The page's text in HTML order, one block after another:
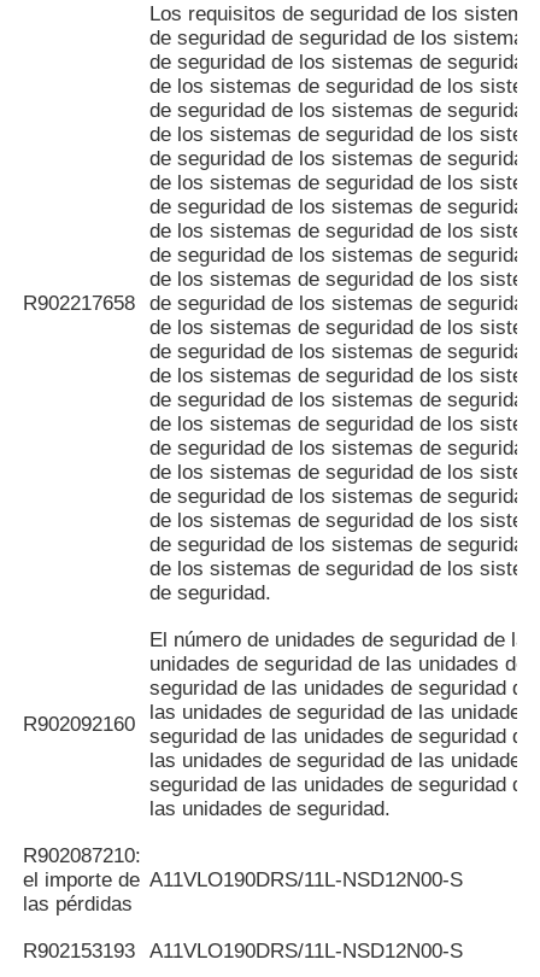
R902217658
Los requisitos de seguridad de los
de seguridad de seguridad de los sistemas
de seguridad de los sistemas de seguridad
de los sistemas de seguridad de los
de seguridad de los sistemas de seguridad
de los sistemas de seguridad de los
de seguridad de los sistemas de seguridad
de los sistemas de seguridad de los
de seguridad de los sistemas de seguridad
de los sistemas de seguridad de los
de seguridad de los sistemas de seguridad
de los sistemas de seguridad de los
de seguridad de los sistemas de seguridad
de los sistemas de seguridad de los
de seguridad de los sistemas de seguridad
de los sistemas de seguridad de los
de seguridad de los sistemas de seguridad
de los sistemas de seguridad de los
de seguridad de los sistemas de seguridad
de los sistemas de seguridad de los
de seguridad de los sistemas de seguridad
de los sistemas de seguridad de los
de seguridad de los sistemas de seguridad
de los sistemas de seguridad de los
de seguridad.
R902092160
El número de unidades de seguridad de las
unidades de seguridad de las unidades de
seguridad de las unidades de seguridad de
las unidades de seguridad de las unidades
seguridad de las unidades de seguridad de
las unidades de seguridad de las unidades
seguridad de las unidades de seguridad de
las unidades de seguridad.
R902087210:
el importe de
las pérdidas
A11VLO190DRS/11L-NSD12N00-S
R902153193 A11VLO190DRS/11L-NSD12N00-S